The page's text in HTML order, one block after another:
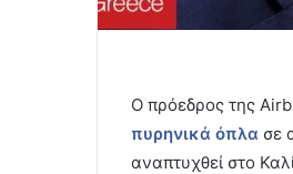
Ο πρόεδρος της
πυρηνικά όπλα σε
αναπτυχθεί στο